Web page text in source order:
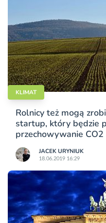
KLIMAT
Rolnicy też mogą
startup, który będzie
przechowywanie
JACEK URYNIUK
18.06.2019 16:29